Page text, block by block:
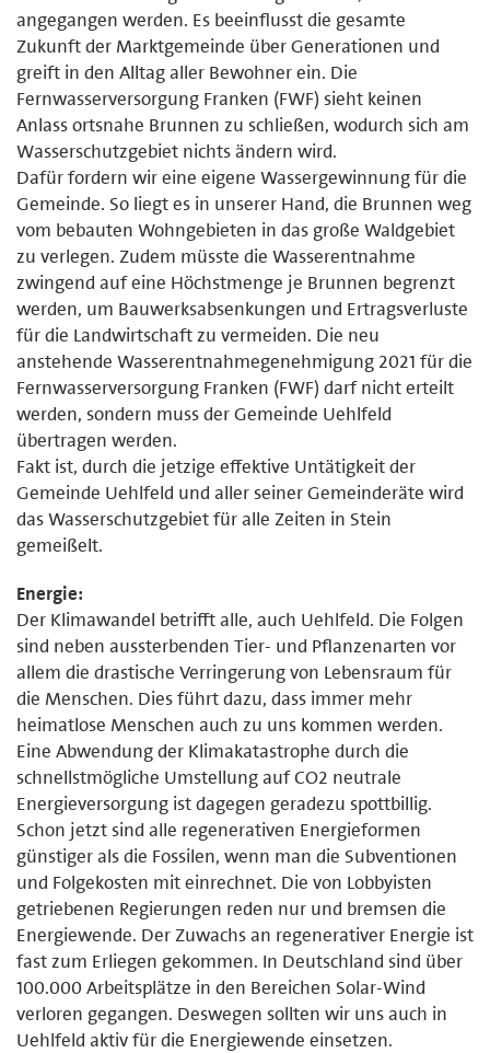
angegangen werden. Es beeinflusst die gesamte
Zukunft der Marktgemeinde über Generationen und
greift in den Alltag aller Bewohner ein. Die
Fernwasserversorgung Franken (FWF) sieht keinen
Anlass ortsnahe Brunnen zu schließen, wodurch sich am
Wasserschutzgebiet nichts ändern wird.
Dafür fordern wir eine eigene Wassergewinnung für die
Gemeinde. So liegt es in unserer Hand, die Brunnen weg
vom bebauten Wohngebieten in das große Waldgebiet
zu verlegen. Zudem müsste die Wasserentnahme
zwingend auf eine Höchstmenge je Brunnen begrenzt
werden, um Bauwerksabsenkungen und Ertragsverluste
für die Landwirtschaft zu vermeiden. Die neu
anstehende Wasserentnahmegenehmigung 2021 für die
Fernwasserversorgung Franken (FWF) darf nicht erteilt
werden, sondern muss der Gemeinde Uehlfeld
übertragen werden.
Fakt ist, durch die jetzige effektive Untätigkeit der
Gemeinde Uehlfeld und aller seiner Gemeinderäte wird
das Wasserschutzgebiet für alle Zeiten in Stein
gemeißelt.
Energie:
Der Klimawandel betrifft alle, auch Uehlfeld. Die Folgen
sind neben aussterbenden Tier- und Pflanzenarten vor
allem die drastische Verringerung von Lebensraum für
die Menschen. Dies führt dazu, dass immer mehr
heimatlose Menschen auch zu uns kommen werden.
Eine Abwendung der Klimakatastrophe durch die
schnellstmögliche Umstellung auf CO2 neutrale
Energieversorgung ist dagegen geradezu spottbillig.
Schon jetzt sind alle regenerativen Energieformen
günstiger als die Fossilen, wenn man die Subventionen
und Folgekosten mit einrechnet. Die von Lobbyisten
getriebenen Regierungen reden nur und bremsen die
Energiewende. Der Zuwachs an regenerativer Energie ist
fast zum Erliegen gekommen. In Deutschland sind über
100.000 Arbeitsplätze in den Bereichen Solar-Wind
verloren gegangen. Deswegen sollten wir uns auch in
Uehlfeld aktiv für die Energiewende einsetzen.